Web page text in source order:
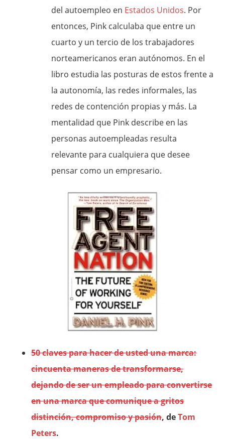
del autoempleo en Estados Unidos. Por
entonces, Pink calculaba que entre un
cuarto y un tercio de los trabajadores
norteamericanos eran autónomos. En el
libro estudia las posturas de estos frente a
la autonomía, las redes informales, las
redes de contención propias y más. La
mentalidad que Pink describe en las
personas autoempleadas resulta
relevante para cualquiera que desee
pensar como un empresario.
50 claves para hacer de usted una marca:
cincuenta maneras de transformarse,
dejando de ser un empleado para convertirse
en una marca que comunique a gritos
distinción, compromiso y pasión, deTom
Peters.